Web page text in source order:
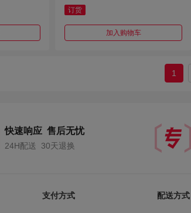
订货
加入购物车
1
快速响应 售后无忧
24H配送 30天退换
支付方式 配送方式